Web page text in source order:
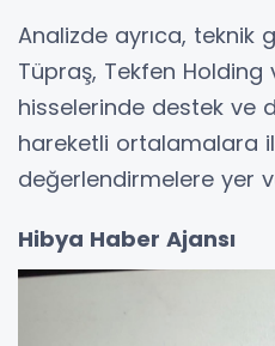
Analizde ayrıca, teknik
Tüpraş, Tekfen Holding
hisselerinde destek ve
hareketli ortalamalara
değerlendirmelere yer
Hibya Haber Ajansı